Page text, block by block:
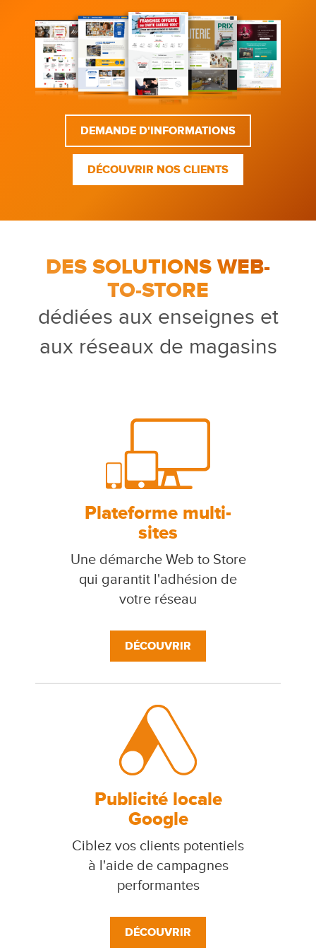
DEMANDE D'INFORMATIONS
DÉCOUVRIR NOS CLIENTS
DES SOLUTIONS WEB-
TO-STORE
dédiées aux enseignes et
aux réseaux de magasins
Plateforme multi-
sites
Une démarche Web to Store
qui garantit l'adhésion de
votre réseau
DÉCOUVRIR
Publicité locale
Google
Ciblez vos clients potentiels
à l'aide de campagnes
performantes
DÉCOUVRIR